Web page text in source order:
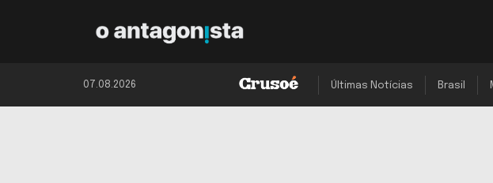
07.08.2026 Últimas Notícias Brasil